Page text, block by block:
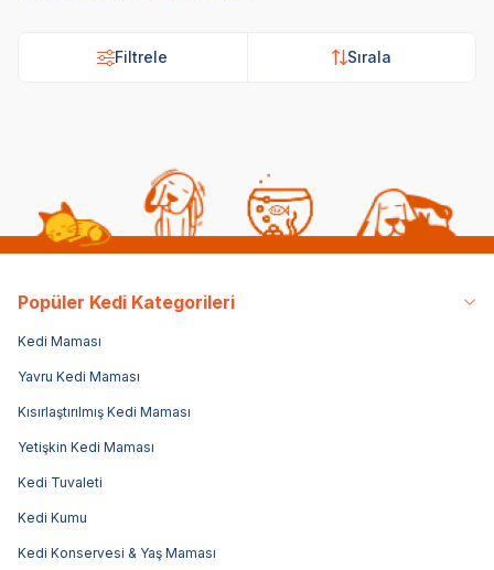
Filtrele Sırala
Popüler Kedi Kategorileri
Kedi Maması
Yavru Kedi Maması
Kısırlaştırılmış Kedi Maması
Yetişkin Kedi Maması
Kedi Tuvaleti
Kedi Kumu
Kedi Konservesi & Yaş Maması